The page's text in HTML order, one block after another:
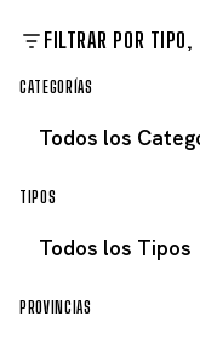
FILTRAR POR TIPO,
CATEGORÍAS
TIPOS
PROVINCIAS